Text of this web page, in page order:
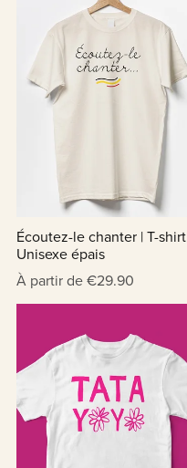
Écoutez-le chanter | T-shirt
Unisexe épais
À partir de €29.90